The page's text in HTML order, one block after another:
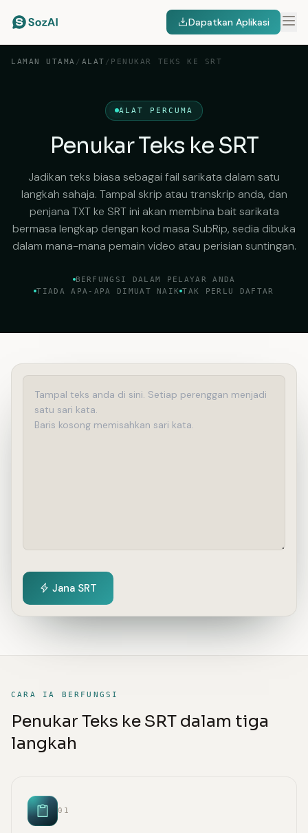
Dapatkan Aplikasi
LAMAN UTAMA / ALAT / PENUKAR TEKS KE SRT
ALAT PERCUMA
Penukar Teks ke SRT
Jadikan teks biasa sebagai fail sarikata dalam satu
langkah sahaja. Tampal skrip atau transkrip anda, dan
penjana TXT ke SRT ini akan membina bait sarikata
bermasa lengkap dengan kod masa SubRip, sedia dibuka
dalam mana-mana pemain video atau perisian suntingan.
BERFUNGSI DALAM PELAYAR ANDA
TIADA APA-APA DIMUAT NAIK TAK PERLU DAFTAR
Jana SRT
CARA IA BERFUNGSI
Penukar Teks ke SRT dalam tiga
langkah
01